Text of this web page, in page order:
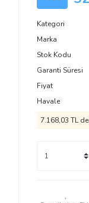
Kategori
Marka
Stok Kodu
Garanti Süresi
Fiyat
Havale
7.168,03 TL